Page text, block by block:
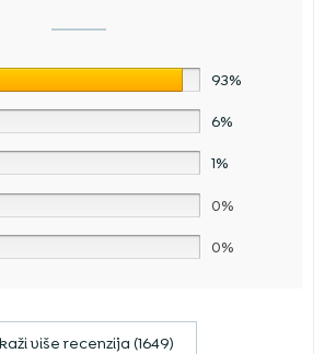
93%
6%
1%
0%
0%
više recenzija (1649)